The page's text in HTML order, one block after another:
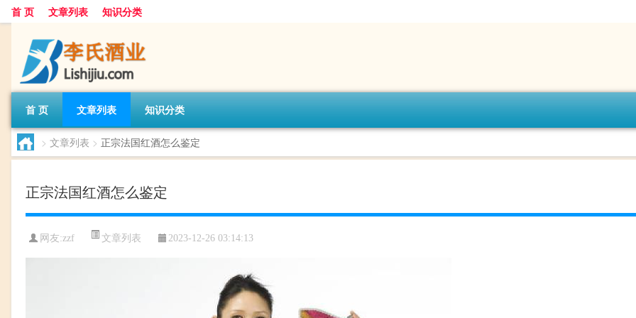
首 页 文章列表 知识分类
首 页 文章列表 知识分类
> 文章列表 > 正宗法国红酒怎么鉴定
正宗法国红酒怎么鉴定
网友:zzf 文章列表 2023-12-26 03:14:13